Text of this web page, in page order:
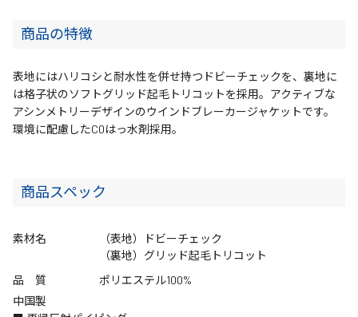
商品の特徴
表地にはハリコシと耐水性を併せ持つドビーチェックを、裏地に
は格子状のソフトグリッド起毛トリコットを採用。アクティブな
アシンメトリーデザインのウインドブレーカージャケットです。
環境に配慮したC0はっ水剤採用。
商品スペック
素材名
（表地）ドビーチェック
（裏地）グリッド起毛トリコット
品 質
ポリエステル100%
中国製